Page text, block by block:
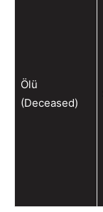
Ölü
(Deceased)